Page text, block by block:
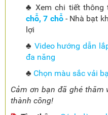
♣ Xem chi tiết thông
chỗ, 7 chỗ- Nhà bạt
lợi
♣ Video hướng dẫn
đa năng
♣ Chọn màu sắc vải
Cảm ơn bạn đã ghé thăm
thành công!